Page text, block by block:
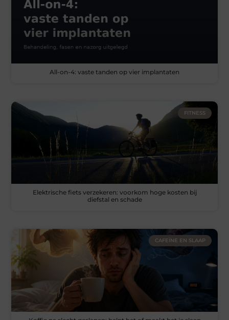
All-on-4: vaste tanden op vier implantaten
FITNESS
Elektrische fiets verzekeren: voorkom hoge kosten bij
diefstal en schade
CAFEÏNE EN SLAAP